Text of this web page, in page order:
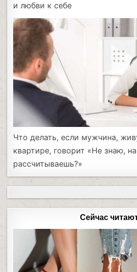
и любви к себе
Что делать, если мужчина,
квартире, говорит «Не знаю,
рассчитываешь?»
Сейчас